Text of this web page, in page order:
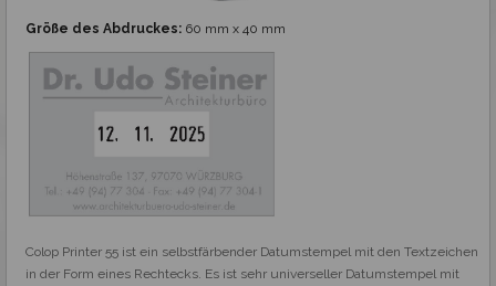
Größe des Abdruckes: 60 mm x 40 mm
Colop Printer 55 ist ein selbstfärbender Datumstempel mit den Textzeichen
in der Form eines Rechtecks. Es ist sehr universeller Datumstempel mit